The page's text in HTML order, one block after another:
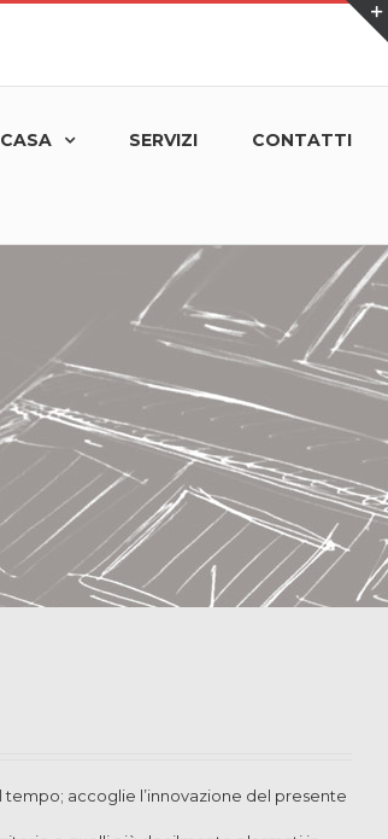
SERVIZI CONTATTI
accoglie l’innovazione del presente